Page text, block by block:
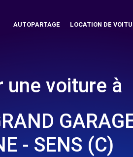
AUTOPARTAGE LOCATION DE
une voiture à
- SENS (C)